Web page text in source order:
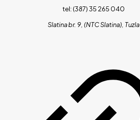
tel: (387) 35 265 040
Slatina br. 9, (NTC Slatina), Tuzla